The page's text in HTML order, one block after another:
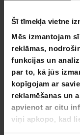
Šī tīmekļa vietne
Mēs izmantojam
reklāmas,
funkcijas un
par to, kā jūs
kopīgojam ar
reklamēšanas un
apvienot ar citu
viņi apkopo, kad
-33%